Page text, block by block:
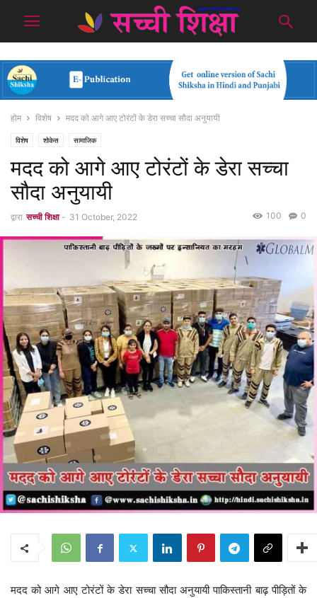
होम विशेष मदद को आगे आए टोरंटों के डेरा सच्चा सौदा अनुयायी
विशेष शोकेस सामाजिक
मदद को आगे आए टोरंटों के डेरा सच्चा
सौदा अनुयायी
द्वारा सच्ची शिक्षा - 31 October, 2022 0
100
मदद को आगे आए टोरंटों के डेरा सच्चा सौदा अनुयायी पाकिस्तानी बाढ़ पीड़ितों के